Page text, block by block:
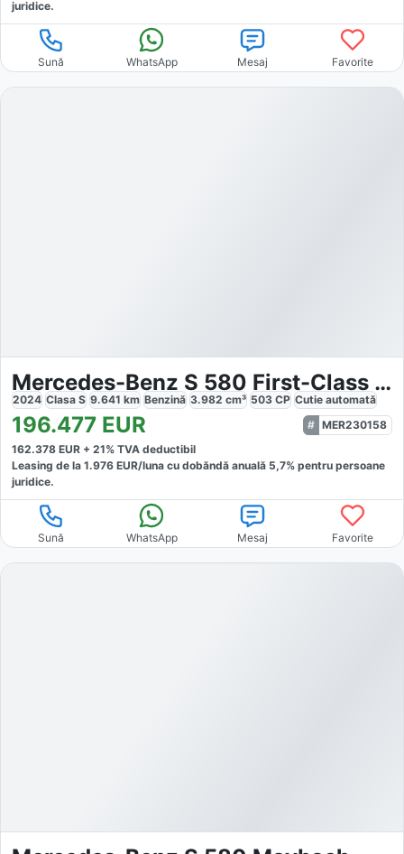
juridice.
Sună WhatsApp Mesaj Favorite
Mercedes-Benz S 580 First-Class Chaffeur
2024 Clasa S 9.641 km Benzină 3.982 cm³ 503 CP Cutie automată
196.477 EUR
MER230158
162.378 EUR + 21% TVA deductibil
Leasing de la 1.976 EUR/luna cu dobăndă anuală 5,7% pentru persoane
juridice.
Sună WhatsApp Mesaj Favorite